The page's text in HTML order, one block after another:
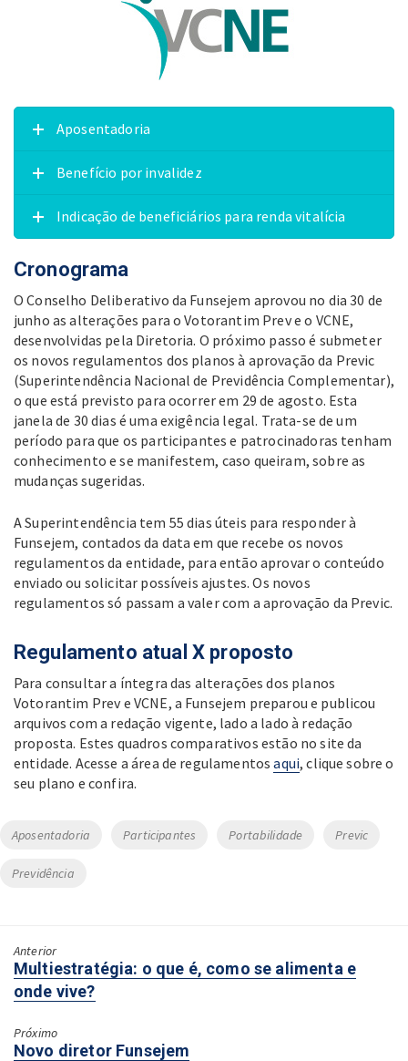
Aposentadoria
Benefício por invalidez
Indicação de beneficiários para renda vitalícia
Cronograma
O Conselho Deliberativo da Funsejem aprovou no dia 30 de
junho as alterações para o Votorantim Prev e o VCNE,
desenvolvidas pela Diretoria. O próximo passo é submeter
os novos regulamentos dos planos à aprovação da Previc
(Superintendência Nacional de Previdência Complementar),
o que está previsto para ocorrer em 29 de agosto. Esta
janela de 30 dias é uma exigência legal. Trata-se de um
período para que os participantes e patrocinadoras tenham
conhecimento e se manifestem, caso queiram, sobre as
mudanças sugeridas.
A Superintendência tem 55 dias úteis para responder à
Funsejem, contados da data em que recebe os novos
regulamentos da entidade, para então aprovar o conteúdo
enviado ou solicitar possíveis ajustes. Os novos
regulamentos só passam a valer com a aprovação da Previc.
Regulamento atual X proposto
Para consultar a íntegra das alterações dos planos
Votorantim Prev e VCNE, a Funsejem preparou e publicou
arquivos com a redação vigente, lado a lado à redação
proposta. Estes quadros comparativos estão no site da
entidade. Acesse a área de regulamentosaqui, clique sobre o
seu plano e confira.
Tags
Aposentadoria Participantes Portabilidade Previc
Previdência
Anterior
Próximo:
Multiestratégia: o que é, como se alimenta e
onde vive?
Próximo
Anterior:
Novo diretor Funsejem